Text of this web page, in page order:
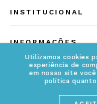
Utilizamos cookies
experiência de
em nosso site
política
INSTITUCIONAL
Fale Conosco
INFORMAÇÕES
Cuidados Especiais
Política de Troca e
Política de Privacidade